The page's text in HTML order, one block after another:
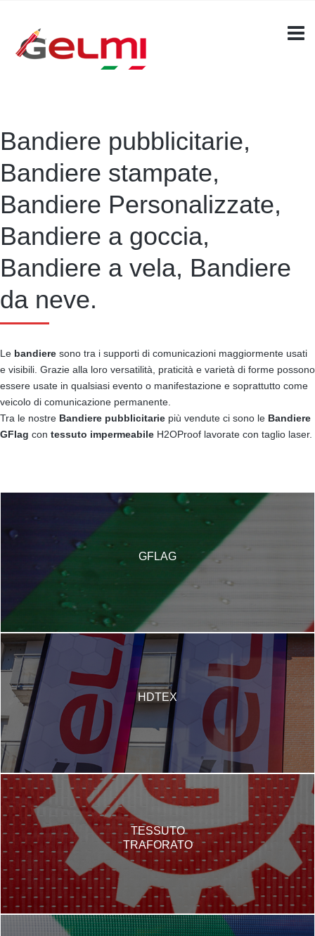
Bandiere pubblicitarie,
Bandiere stampate,
Bandiere Personalizzate,
Bandiere a goccia,
Bandiere a vela, Bandiere
da neve.
Le bandiere sono tra i supporti di comunicazioni maggiormente usati
e visibili. Grazie alla loro versatilità, praticità e varietà di forme possono
essere usate in qualsiasi evento o manifestazione e soprattutto come
veicolo di comunicazione permanente.
Tra le nostre Bandiere pubblicitarie più vendute ci sono le Bandiere
GFlag con tessuto impermeabile H2OProof lavorate con taglio laser.
GFLAG
HDTEX
TESSUTO
TRAFORATO